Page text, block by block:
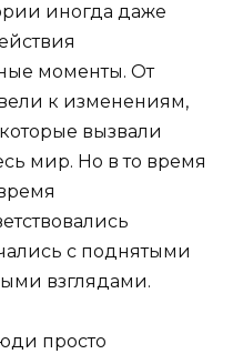
иногда даже
моменты. От
к изменениям,
вызвали
мир. Но в то время
с поднятыми
взглядами.
просто